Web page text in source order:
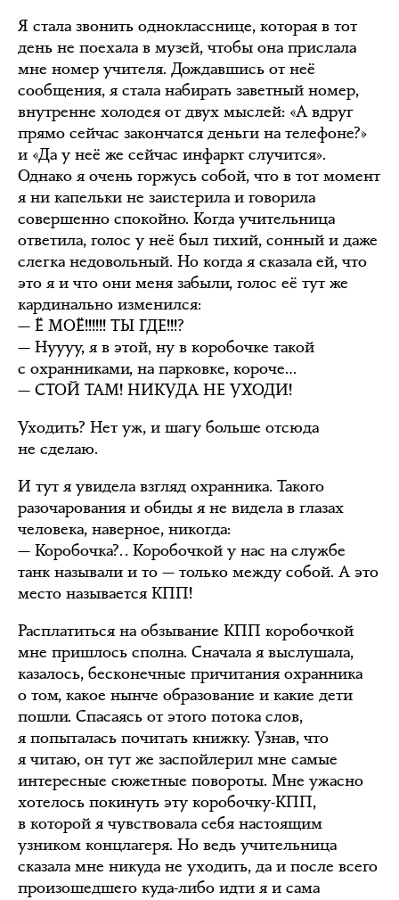
Я стала звонить однокласснице, которая в тот
день не поехала в музей, чтобы она прислала
мне номер учителя. Дождавшись от неё
сообщения, я стала набирать заветный номер,
внутренне холодея от двух мыслей: «А вдруг
прямо сейчас закончатся деньги на телефоне?»
и «Да у неё же сейчас инфаркт случится».
Однако я очень горжусь собой, что в тот момент
я ни капельки не заистерила и говорила
совершенно спокойно. Когда учительница
ответила, голос у неё был тихий, сонный и даже
слегка недовольный. Но когда я сказала ей, что
это я и что они меня забыли, голос её тут же
кардинально изменился:
— Ё МОЁ!!!!!! ТЫ ГДЕ!!!?
— Нуууу, я в этой, ну в коробочке такой
с охранниками, на парковке, короче…
— СТОЙ ТАМ! НИКУДА НЕ УХОДИ!
Уходить? Нет уж, и шагу больше отсюда
не сделаю.
И тут я увидела взгляд охранника. Такого
разочарования и обиды я не видела в глазах
человека, наверное, никогда:
— Коробочка?.. Коробочкой у нас на службе
танк называли и то — только между собой. А это
место называется КПП!
Расплатиться на обзывание КПП коробочкой
мне пришлось сполна. Сначала я выслушала,
казалось, бесконечные причитания охранника
о том, какое нынче образование и какие дети
пошли. Спасаясь от этого потока слов,
я попыталась почитать книжку. Узнав, что
я читаю, он тут же заспойлерил мне самые
интересные сюжетные повороты. Мне ужасно
хотелось покинуть эту коробочку-КПП,
в которой я чувствовала себя настоящим
узником концлагеря. Но ведь учительница
сказала мне никуда не уходить, да и после всего
произошедшего куда-либо идти я и сама